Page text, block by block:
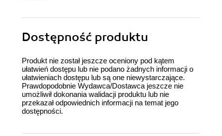
Dostępność produktu
Produkt nie został jeszcze oceniony pod kątem
ułatwień dostępu lub nie podano żadnych informacji o
ułatwieniach dostępu lub są one niewystarczające.
Prawdopodobnie Wydawca/Dostawca jeszcze nie
umożliwił dokonania walidacji produktu lub nie
przekazał odpowiednich informacji na temat jego
dostępności.